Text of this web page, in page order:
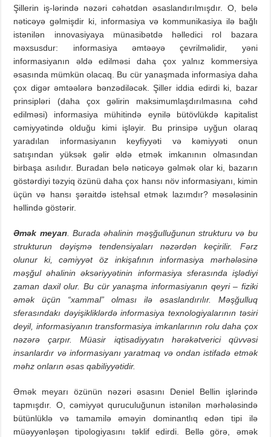
Şillerin iş-lərində nəzəri cəhətdən əsaslandırılmışdır. O, belə
nəticəyə gəlmişdir ki, informasiya və kommunikasiya ilə bağlı
istənilən innovasiyaya münasibətdə həlledici rol bazara
məxsusdur: informasiya əmtəəyə çevrilməlidir, yəni
informasiyanın əldə edilməsi daha çox yalnız kommersiya
əsasında mümkün olacaq. Bu cür yanaşmada informasiya daha
çox digər əmtəələrə bənzədiləcək. Şiller iddia edirdi ki, bazar
prinsipləri (daha çox gəlirin maksimumlaşdırılmasına cəhd
edilməsi) informasiya mühitində eynilə bütövlükdə kapitalist
cəmiyyətində olduğu kimi işləyir. Bu prinsipə uyğun olaraq
yaradılan informasiyanın keyfiyyəti və kəmiyyəti onun
satışından yüksək gəlir əldə etmək imkanının olmasından
birbaşa asılıdır. Buradan belə nəticəyə gəlmək olar ki, bazarın
göstərdiyi təzyiq özünü daha çox hansı növ informasiyanı, kimin
üçün və hansı şəraitdə istehsal etmək lazımdır? məsələsinin
həllində göstərir.
Əmək meyarı. Burada əhalinin məşğulluğunun strukturu və bu
strukturun dəyişmə tendensiyaları nəzərdən keçirilir. Fərz
olunur ki, cəmiyyət öz inkişafının informasiya mərhələsinə
məşğul əhalinin əksəriyyətinin informasiya sferasında işlədiyi
zaman daxil olur. Bu cür yanaşma informasiyanın qeyri – fiziki
əmək üçün “xammal” olması ilə əsaslandırılır. Məşğulluq
sferasındakı dəyişikliklərdə informasiya texnologiyalarının təsiri
deyil, informasiyanın transformasiya imkanlarının rolu daha çox
nəzərə çarpır. Müasir iqtisadiyyatın hərəkətverici qüvvəsi
insanlardır və informasiyanı yaratmaq və ondan istifadə etmək
məhz onların əsas qabiliyyətidir.
Əmək meyarı özünün nəzəri əsasını Deniel Bellin işlərində
tapmışdır. O, cəmiyyət quruculuğunun istənilən mərhələsində
bütünlüklə və tamamilə əməyin dominantlıq edən tipi ilə
müəyyənləşən tipologiyasını təklif edirdi. Bellə görə, əmək